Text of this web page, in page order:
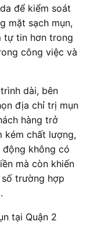
để kiểm soát
mặt sạch mụn,
tự tin hơn trong
công việc và
dài, bên
địa chỉ trị mụn
hàng trở
kém chất lượng,
động không có
mà còn khiến
trường hợp
tại Quận 2